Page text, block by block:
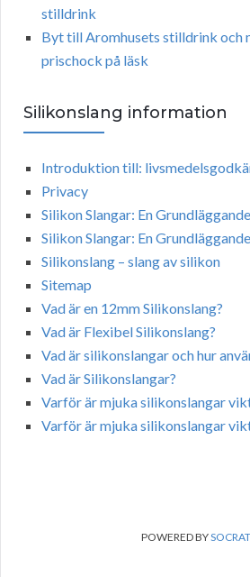
stilldrink
Byt till Aromhusets stilldrink och
prischock på läsk
Silikonslang information
Introduktion till:
Privacy
Silikon Slangar: En
Silikon Slangar: En
Silikonslang – slang av silikon
Sitemap
Vad är en 12mm Silikonslang?
Vad är Flexibel Silikonslang?
Vad är silikonslangar och hur
Vad är Silikonslangar?
Varför är mjuka silikonslangar
Varför är mjuka silikonslangar
POWERED BY